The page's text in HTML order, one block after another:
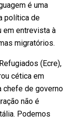
é uma
política de
em entrevista à
migratórios.
(Ecre),
cética em
chefe de governo
não é
Podemos